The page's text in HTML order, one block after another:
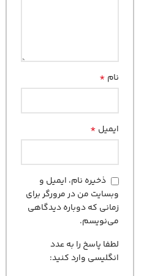
نام *
ایمیل *
ذخیره نام، ایمیل و
وبسایت من در مرورگر برای
زمانی که دوباره دیدگاهی
می‌نویسم.
لطفا پاسخ را به عدد
انگلیسی وارد کنید: